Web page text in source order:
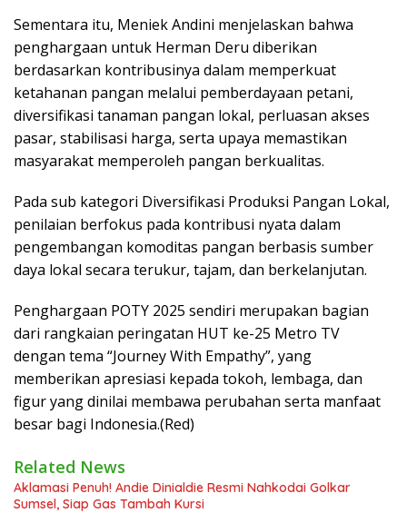
Sementara itu, Meniek Andini menjelaskan bahwa
penghargaan untuk Herman Deru diberikan
berdasarkan kontribusinya dalam memperkuat
ketahanan pangan melalui pemberdayaan petani,
diversifikasi tanaman pangan lokal, perluasan akses
pasar, stabilisasi harga, serta upaya memastikan
masyarakat memperoleh pangan berkualitas.
Pada sub kategori Diversifikasi Produksi Pangan Lokal,
penilaian berfokus pada kontribusi nyata dalam
pengembangan komoditas pangan berbasis sumber
daya lokal secara terukur, tajam, dan berkelanjutan.
Penghargaan POTY 2025 sendiri merupakan bagian
dari rangkaian peringatan HUT ke-25 Metro TV
dengan tema “Journey With Empathy”, yang
memberikan apresiasi kepada tokoh, lembaga, dan
figur yang dinilai membawa perubahan serta manfaat
besar bagi Indonesia.(Red)
Related News
Aklamasi Penuh! Andie Dinialdie Resmi Nahkodai Golkar
Sumsel, Siap Gas Tambah Kursi